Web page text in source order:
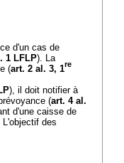
d'un cas de
1 LFLP). La
(art. 2 al. 3, 1re
), il doit notifier à
(art. 4 al.
d'une caisse de
des